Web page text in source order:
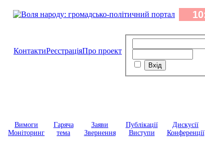
КонтактиРеєстраціяПро проект
Вимоги
Моніторинг
Гаряча
тема
Заяви
Звернення
Публікації
Виступи
Дискусії
Конференції